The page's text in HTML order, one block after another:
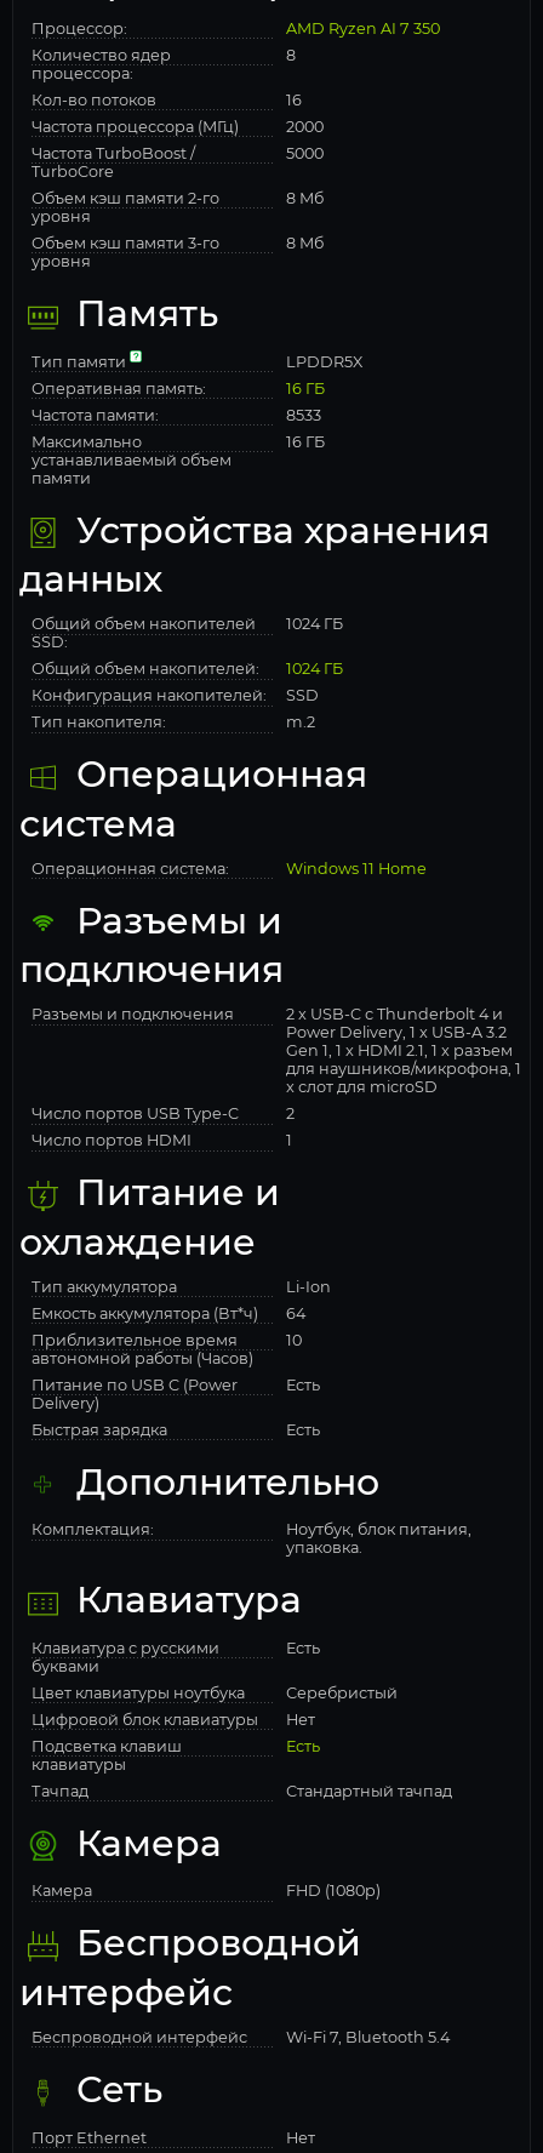
Процессор:
AMD Ryzen AI 7 350
Количество ядер
процессора:
8
Кол-во потоков
16
Частота процессора (МГц)
2000
Частота TurboBoost /
TurboCore
5000
Объем кэш памяти 2-го
уровня
8 Мб
Объем кэш памяти 3-го
уровня
8 Мб
Память
Тип памяти
LPDDR5X
Оперативная память:
16 ГБ
Частота памяти:
8533
Максимально
устанавливаемый объем
памяти
16 ГБ
Устройства хранения
данных
Общий объем накопителей
SSD:
1024 ГБ
Общий объем накопителей:
1024 ГБ
Конфигурация накопителей:
SSD
Тип накопителя:
m.2
Операционная
система
Операционная система: Windows 11 Home
Разъемы и
подключения
Разъемы и подключения
2 x USB-C с Thunderbolt 4 и
Power Delivery, 1 x USB-A 3.2
Gen 1, 1 x HDMI 2.1, 1 x разъем
для наушников/микрофона, 1
x слот для microSD
Число портов USB Type-C
2
Число портов HDMI
1
Питание и
охлаждение
Тип аккумулятора
Li-Ion
Емкость аккумулятора (Вт*ч)
64
Приблизительное время
автономной работы (Часов)
10
Питание по USB C (Power
Delivery)
Есть
Быстрая зарядка Есть
Дополнительно
Комплектация:
Ноутбук, блок питания,
упаковка.
Клавиатура
Клавиатура с русскими
буквами
Есть
Цвет клавиатуры ноутбука
Серебристый
Цифровой блок клавиатуры
Нет
Подсветка клавиш
клавиатуры
Есть
Тачпад Стандартный тачпад
Камера
Камера FHD (1080p)
Беспроводной
интерфейс
Беспроводной интерфейс Wi-Fi 7, Bluetooth 5.4
Сеть
Порт Ethernet Нет